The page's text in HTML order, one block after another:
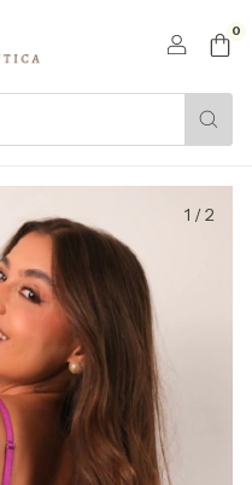
0
1 /2